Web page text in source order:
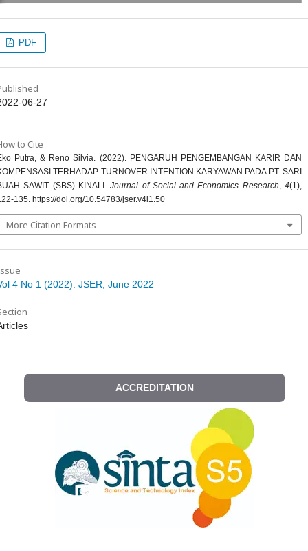
PDF
06-27
to Cite
Putra, & Reno Silvia. (2022). PENGARUH PENGEMBANGAN KARIR DAN
TERHADAP TURNOVER INTENTION KARYAWAN PADA PT. SARI
SAWIT (SBS) KINALI.Journal of Social and Economics Research ,4(1),
135. https://doi.org/10.54783/jser.v4i1.50
More Citation Formats
4 No 1 (2022): JSER, June 2022
ACCREDITATION